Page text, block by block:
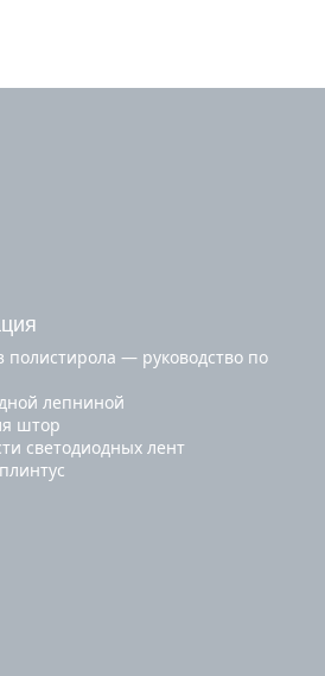
— руководство по
лепниной
штор
светодиодных лент